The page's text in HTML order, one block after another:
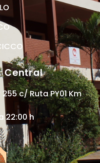
Central
c/ Ruta PY01 Km
22:00 h